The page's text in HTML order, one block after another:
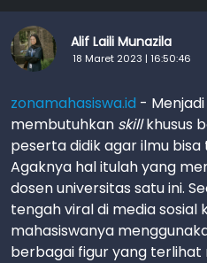
Alif Laili Munazila
18 Maret 2023 | 16:50:46
zonamahasiswa.id -
membutuhkan skillkhusus
peserta didik agar ilmu
Agaknya hal itulah yang
dosen universitas satu ini.
tengah viral di media sosial
mahasiswanya
berbagai figur yang terlihat